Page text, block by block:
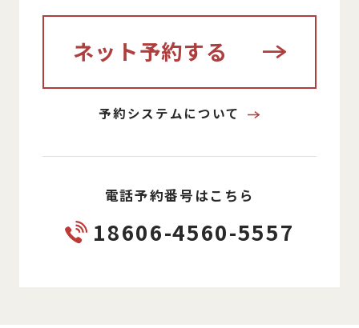
ネット予約する
予約システムについて
電話予約番号はこちら
18606-4560-5557